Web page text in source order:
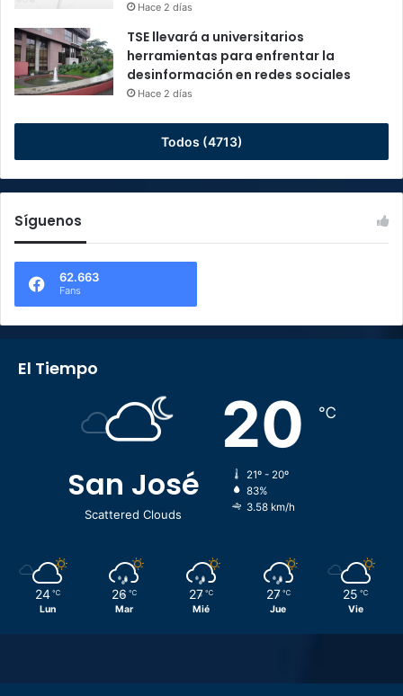
Hace 2 días
TSE llevará a universitarios
herramientas para enfrentar la
desinformación en redes sociales
Hace 2 días
Todos (4713)
Síguenos
62.663
Fans
El Tiempo
San José
Scattered Clouds
20 ℃
21º - 20º
83%
3.58 km/h
24 ℃
Lun
26 ℃
Mar
27 ℃
Mié
27 ℃
Jue
25 ℃
Vie